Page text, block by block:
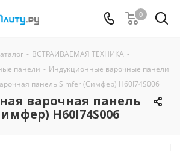
0
- ВСТРАИВАЕМАЯ ТЕХНИКА -
панели - Индукционные варочные панели
панель Simfer (Симфер) H60I74S006
варочная панель
H60I74S006